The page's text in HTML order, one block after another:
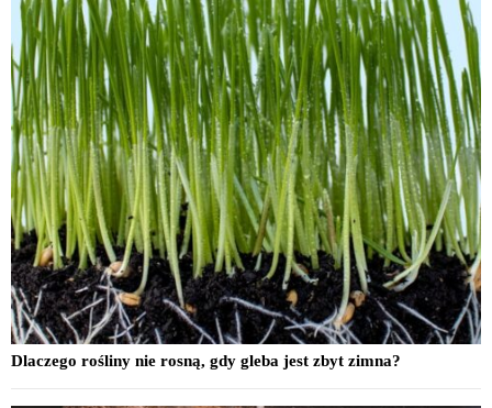
Dlaczego rośliny nie rosną, gdy gleba jest zbyt zimna?